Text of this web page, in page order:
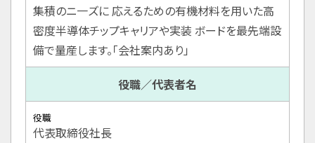
集積のニ一ズに 応えるための有機材料を用いた高
密度半導体チップキャリアや実装 ボードを最先端設
備で量産します。「会社案内あり」
役職／代表者名
役職
代表取締役社長